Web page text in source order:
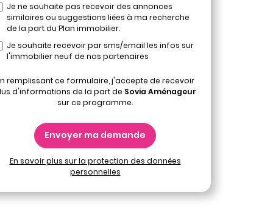
Je ne souhaite pas recevoir des annonces
similaires ou suggestions liées à ma recherche
de la part du Plan immobilier.
Je souhaite recevoir par sms/email les infos sur
l'immobilier neuf de nos partenaires
remplissant ce formulaire, j'accepte de recevoir
d'informations de la part de Sovia Aménageur
sur ce programme.
Envoyer ma demande
En savoir plus sur la protection des données
personnelles